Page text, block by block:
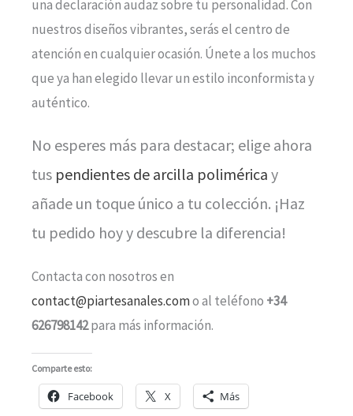
una declaración audaz sobre tu personalidad. Con
nuestros diseños vibrantes, serás el centro de
atención en cualquier ocasión. Únete a los muchos
que ya han elegido llevar un estilo inconformista y
auténtico.
No esperes más para destacar; elige ahora
tus pendientes de arcilla polimérica y
añade un toque único a tu colección. ¡Haz
tu pedido hoy y descubre la diferencia!
Contacta con nosotros en
contact@piartesanales.como al teléfono +34
626798142para más información.
Comparte esto:
Facebook X Más